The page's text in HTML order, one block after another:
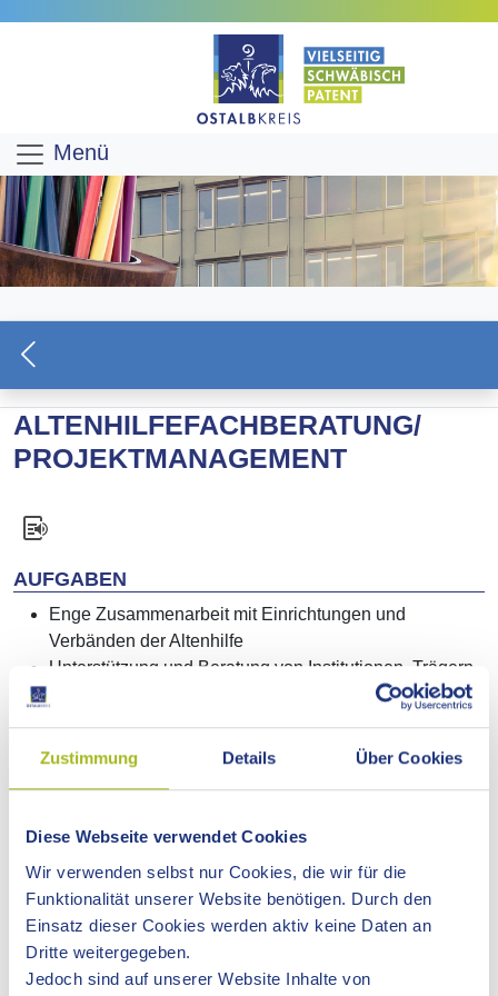
Zustimmung Details Über Cookies
Diese Webseite verwendet Cookies
Wir verwenden selbst nur Cookies, die wir für die
Funktionalität unserer Website benötigen. Durch den
Einsatz dieser Cookies werden aktiv keine Daten an
Dritte weitergegeben.
Jedoch sind auf unserer Website Inhalte von
Menü
ALTENHILFEFACHBERATUNG/
PROJEKTMANAGEMENT
AUFGABEN
Enge Zusammenarbeit mit Einrichtungen und
Verbänden der Altenhilfe
Unterstützung und Beratung von Institutionen, Trägern,
Diensten, Kommunen, Seniorenräten, Initiativen und
Mitwirkung und Teilnahme an Veranstaltungen der
Träger und Verbände der Altenhilfe
Ostalb e.V.
Mitarbeit und Organisation spezieller Veranstaltungen
im Bereich der Quartiers- und Seniorenarbeit
Leitung, Organisation und Mitarbeit in Gremien und
Ausschüssen der Altenhilfe
Förderung und Unterstützung von Selbsthilfegruppen